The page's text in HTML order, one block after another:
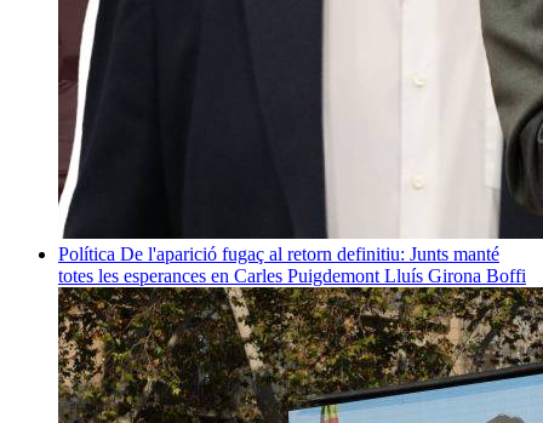
Política De l'aparició fugaç al retorn definitiu: Junts manté
totes les esperances en Carles Puigdemont Lluís Girona Boffi